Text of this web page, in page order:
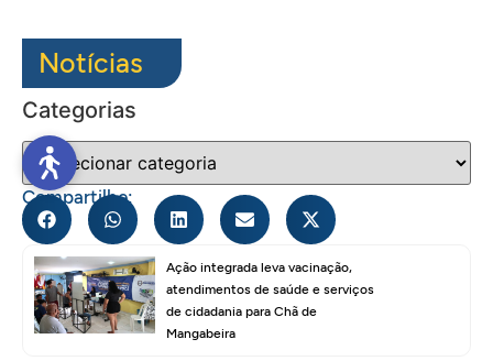
Notícias
Categorias
Compartilhe:
Ação integrada leva vacinação,
atendimentos de saúde e serviços
de cidadania para Chã de
Mangabeira